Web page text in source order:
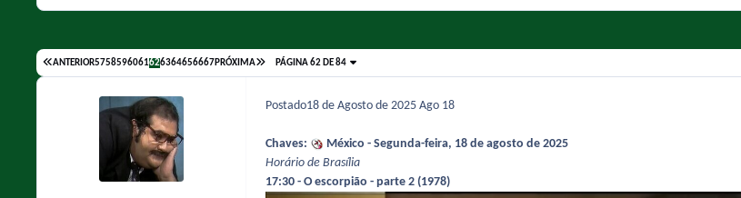
ANTERIOR5758596061626364656667 PRÓXIMA PÁGINA 62 DE 84
Postado18 de Agosto de 2025 Ago 18
Chaves:
México - Segunda-feira, 18 de agosto de 2025
Horário de Brasília
17:30 - O escorpião - parte 2 (1978)